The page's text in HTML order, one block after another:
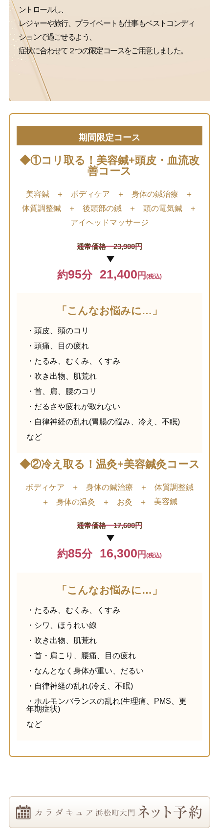
ントロールし、
レジャーや旅行、プライベートも仕事もベストコンディ
ションで過ごせるよう、
症状に合わせて２つの限定コースをご用意しました。
期間限定コース
◆①コリ取る！美容鍼+頭皮・血流改
善コース
美容鍼 ＋ ボディケア ＋ 身体の鍼治療
＋
体質調整鍼
＋ 後頭部の鍼 ＋ 頭の電気鍼
＋
アイヘッドマッサージ
通常価格 23,900円
▶︎
約95分 21,400 円(税込)
「こんなお悩みに…」
・頭皮、頭のコリ
・頭痛、目の疲れ
・たるみ、むくみ、くすみ
・吹き出物、肌荒れ
・首、肩、腰のコリ
・だるさや疲れが取れない
・自律神経の乱れ(胃腸の悩み、冷え、不眠)
など
◆②冷え取る！温灸+美容鍼灸コース
ボディケア ＋ 身体の鍼治療 ＋
体質調整鍼
＋
身体の温灸 ＋ お灸 ＋ 美容鍼
通常価格 17,600円
▶︎
約85分 16,300 円(税込)
「こんなお悩みに…」
・たるみ、むくみ、くすみ
・シワ、ほうれい線
・吹き出物、肌荒れ
・首・肩こり、腰痛、目の疲れ
・なんとなく身体が重い、だるい
・自律神経の乱れ(冷え、不眠)
・ホルモンバランスの乱れ(生理痛、PMS、更
年期症状)
など